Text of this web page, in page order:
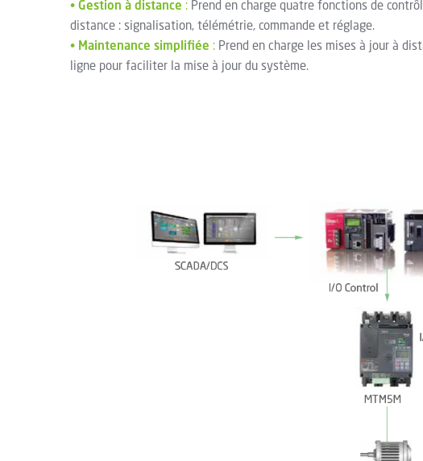
• Gestion à distance : Prend en charge quatre fonctions de
distance : signalisation, télémétrie, commande et réglage.
• Maintenance simplifiée : Prend en charge les mises à jour à
ligne pour faciliter la mise à jour du système.